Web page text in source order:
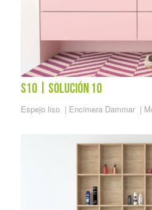
S10 | solución 10
Espejo liso | Encimera Dammar |